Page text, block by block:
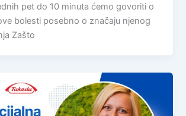
pet do 10 minuta ćemo govoriti o
bolesti posebno o značaju njenog
Zašto